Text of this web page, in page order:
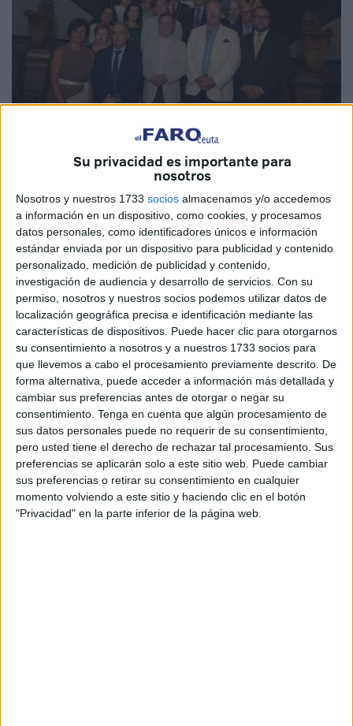
Su privacidad es importante para
nosotros
Nosotros y nuestros 1733 socios almacenamos y/o accedemos
a información en un dispositivo, como cookies, y procesamos
datos personales, como identificadores únicos e información
estándar enviada por un dispositivo para publicidad y contenido
personalizado, medición de publicidad y contenido,
investigación de audiencia y desarrollo de servicios. Con su
permiso, nosotros y nuestros socios podemos utilizar datos de
localización geográfica precisa e identificación mediante las
características de dispositivos. Puede hacer clic para otorgarnos
su consentimiento a nosotros y a nuestros 1733 socios para
que llevemos a cabo el procesamiento previamente descrito. De
forma alternativa, puede acceder a información más detallada y
cambiar sus preferencias antes de otorgar o negar su
consentimiento. Tenga en cuenta que algún procesamiento de
sus datos personales puede no requerir de su consentimiento,
pero usted tiene el derecho de rechazar tal procesamiento. Sus
preferencias se aplicarán solo a este sitio web. Puede cambiar
sus preferencias o retirar su consentimiento en cualquier
momento volviendo a este sitio y haciendo clic en el botón
"Privacidad" en la parte inferior de la página web.
El presidente del Gobierno de la Ciudad Autónoma de
Ceuta,Juan Vivas, ha recibido a los representantes de las
Casas Regionales de Ceutaen otras ciudades
españolas. El Salón del Trono del Palacio Autonómico ha
sido testigo del encuentro entre el presidente y las
comunidades ceutíes emigradas, que han aprovechado
estos días para rendir homenaje a la ciudad con motivo de
as Fiestas Patronales.
Las Casas Regionales de Ceuta en Sevilla, Cádiz,
Granada, Algeciras, Melilla, Barcelona y Alhaurín de la
Torre (Málaga) se dieron cita para mantener un encuentro
de acogimiento institucional con el Gobierno de la ciudad
que mantiene sus respectivos lazos con los ceutíes que ya
no viven en la ciudad caballa.